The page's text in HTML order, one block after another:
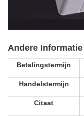
Andere Informatie
Betalingstermijn
Handelstermijn
Citaat